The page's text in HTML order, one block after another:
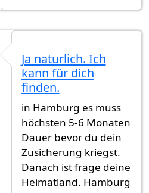
welche Nummer ?
Ja naturlich. Ich
kann für dich
finden.
in Hamburg es muss
höchsten 5-6 Monaten
Dauer bevor du dein
Zusicherung kriegst.
Danach ist frage deine
Heimatland. Hamburg